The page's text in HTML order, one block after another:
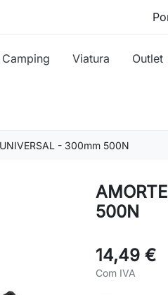
Viatura Outlet
- 300mm 500N
500N
14,49 €
Com IVA